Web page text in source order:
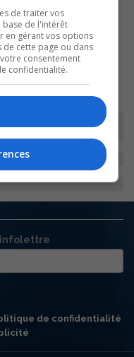
infolettre
de confidentialité
de traiter vos
base de l'intérêt
en gérant vos options
de cette page ou dans
consentement
confidentialité.